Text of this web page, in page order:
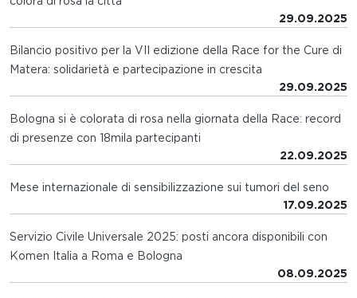
29.09.2025
Bilancio positivo per la VII edizione della Race for the Cure di
Matera: solidarietà e partecipazione in crescita
29.09.2025
Bologna si è colorata di rosa nella giornata della Race: record
di presenze con 18mila partecipanti
22.09.2025
Mese internazionale di sensibilizzazione sui tumori del seno
17.09.2025
Servizio Civile Universale 2025: posti ancora disponibili con
Komen Italia a Roma e Bologna
08.09.2025